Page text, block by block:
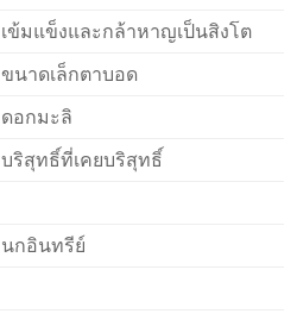
เข้มแข็งและกล้าหาญเป็นสิงโต
ขนาดเล็กตาบอด
ดอกมะลิ
บริสุทธิ์ที่เคยบริสุทธิ์
นกอินทรีย์